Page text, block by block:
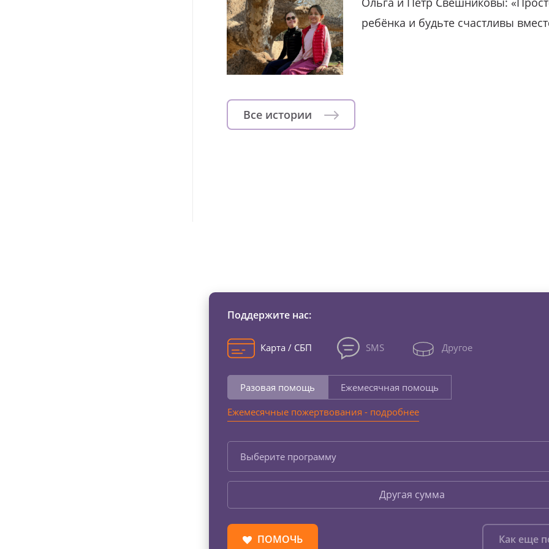
ребёнка и будьте счастливы
Все истории
Поддержите нас:
Карта / СБП SMS Другое
Разовая помощь
Ежемесячная помощь
Ежемесячные пожертвования - подробнее
Выберите программу
Другая сумма
ПОМОЧЬ Как еще